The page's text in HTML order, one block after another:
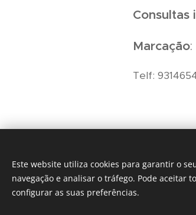
Consultas
Marcação:
Telf:
Este website utiliza cookies para garantir o
navegação e analisar o tráfego. Pode aceitar
configurar as suas preferências.